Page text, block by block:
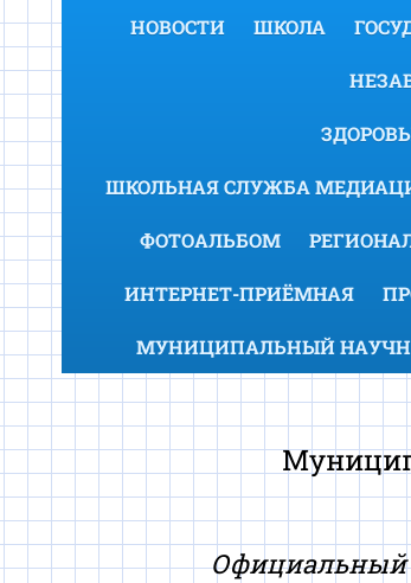
НОВОСТИ ШКОЛА
ШКОЛЬНАЯ СЛУЖБА
ФОТОАЛЬБОМ
ИНТЕРНЕТ-ПРИЁМНАЯ
МУНИЦИПАЛЬНЫЙ